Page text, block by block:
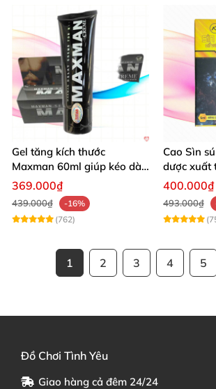
Gel tăng kích thước
Maxman 60ml giúp kéo dài
thời gian quan hệ hiệu quả
369.000₫
439.000₫
-16%
(762)
Cao Sìn
dược xuất
hiệu quả
400.000₫
493.000₫
1 2 3 4 5
Đồ Chơi Tình Yêu
Giao hàng cả đêm 24/24